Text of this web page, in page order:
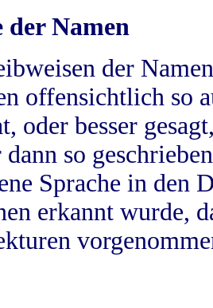
der Namen
der
offensichtlich so
oder besser
dann so
Sprache in
erkannt wurde,